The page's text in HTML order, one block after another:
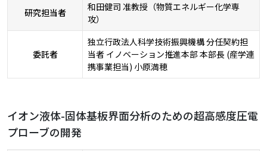
研究担当者
和田健司 准教授（物質エネルギー化学専
攻）
委託者
独立行政法人科学技術振興機構 分任契約担
当者 イノベーション推進本部 本部長 (産学連
携事業担当) 小原満穂
イオン液体-固体基板界面分析のための超高感度圧電
プローブの開発